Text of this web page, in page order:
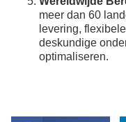
meer dan 60
levering,
deskundige
optimaliseren.